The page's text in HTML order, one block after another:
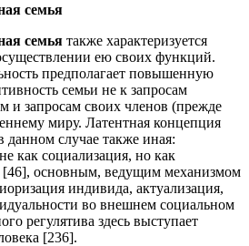
семья
семья также характеризуется
ею своих функций.
предполагает повышенную
семьи не к запросам
и запросам своих членов (прежде
миру. Латентная концепция
данном случае также иная:
как социализация, но как
[46], основным, ведущим механизмом
индивида, актуализация,
во внешнем социальном
регулятива здесь выступает
[236].